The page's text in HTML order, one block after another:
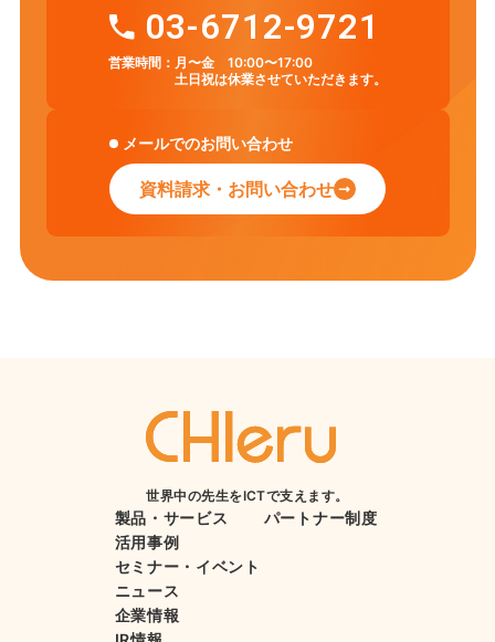
03-6712-9721
営業時間： 月〜金 10:00〜17:00
土日祝は休業させていただきます。
メールでのお問い合わせ
資料請求・お問い合わせ
世界中の先生をICTで支えます。
製品・サービス
活用事例
セミナー・イベント
ニュース
企業情報
パートナー制度